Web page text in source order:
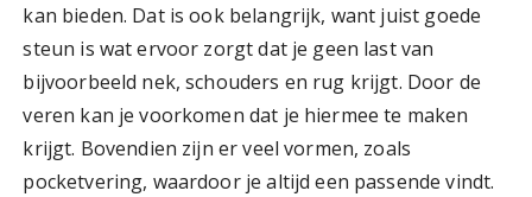
kan bieden. Dat is ook belangrijk, want juist goede
steun is wat ervoor zorgt dat je geen last van
bijvoorbeeld nek, schouders en rug krijgt. Door de
veren kan je voorkomen dat je hiermee te maken
krijgt. Bovendien zijn er veel vormen, zoals
pocketvering, waardoor je altijd een passende vindt.